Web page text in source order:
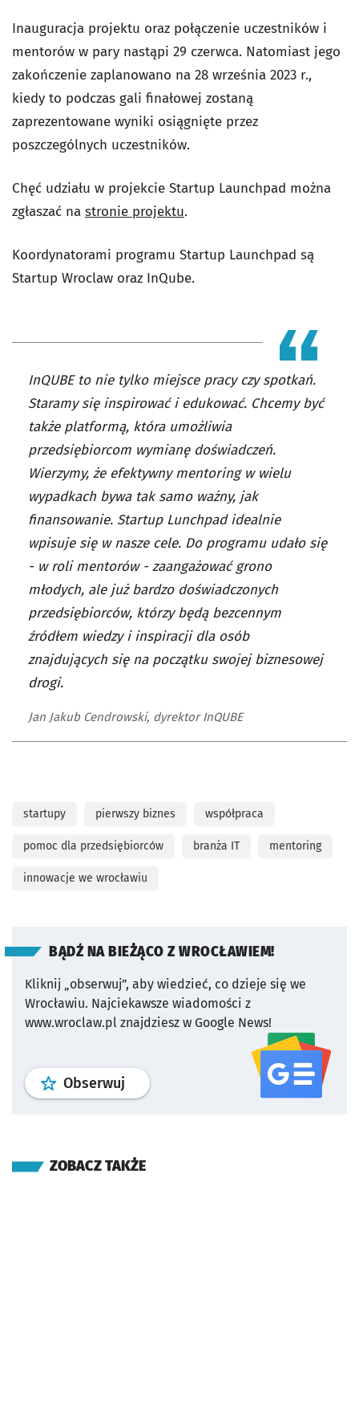
Inauguracja projektu oraz połączenie uczestników i
mentorów w pary nastąpi 29 czerwca. Natomiast jego
zakończenie zaplanowano na 28 września 2023 r.,
kiedy to podczas gali finałowej zostaną
zaprezentowane wyniki osiągnięte przez
poszczególnych uczestników.
Chęć udziału w projekcie Startup Launchpad można
zgłaszać na stronie projektu.
Koordynatorami programu Startup Launchpad są
Startup Wroclaw oraz InQube.
InQUBE to nie tylko miejsce pracy czy spotkań.
Staramy się inspirować i edukować. Chcemy być
także platformą, która umożliwia
przedsiębiorcom wymianę doświadczeń.
Wierzymy, że efektywny mentoring w wielu
wypadkach bywa tak samo ważny, jak
finansowanie. Startup Lunchpad idealnie
wpisuje się w nasze cele. Do programu udało się
- w roli mentorów - zaangażować grono
młodych, ale już bardzo doświadczonych
przedsiębiorców, którzy będą bezcennym
źródłem wiedzy i inspiracji dla osób
znajdujących się na początku swojej biznesowej
drogi.
Jan Jakub Cendrowski, dyrektor InQUBE
startupy pierwszy biznes współpraca
pomoc dla przedsiębiorców branża IT mentoring
innowacje we wrocławiu
BĄDŹ NA BIEŻĄCO Z WROCŁAWIEM!
Kliknij „obserwuj”, aby wiedzieć, co dzieje się we
Wrocławiu. Najciekawsze wiadomości z
www.wroclaw.pl znajdziesz w Google News!
Obserwuj profil serwisu
ZOBACZ TAKŻE